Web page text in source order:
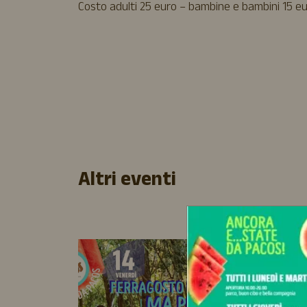
Costo adulti 25 euro – bambine e bambini 15
Altri eventi